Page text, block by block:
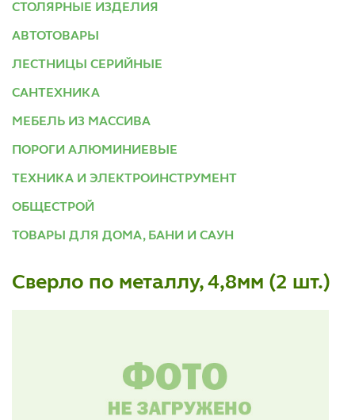
СТОЛЯРНЫЕ ИЗДЕЛИЯ
АВТОТОВАРЫ
ЛЕСТНИЦЫ СЕРИЙНЫЕ
САНТЕХНИКА
МЕБЕЛЬ ИЗ МАССИВА
ПОРОГИ АЛЮМИНИЕВЫЕ
ТЕХНИКА И ЭЛЕКТРОИНСТРУМЕНТ
ОБЩЕСТРОЙ
ТОВАРЫ ДЛЯ ДОМА, БАНИ И САУН
Сверло по металлу, 4,8мм (2 шт.)